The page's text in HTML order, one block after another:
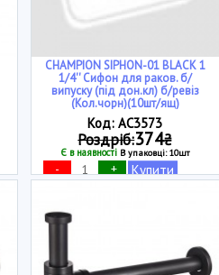
CHAMPION SIPHON-01 BLACK 1
1/4'' Сифон для раков. б/
випуску (під дон.кл) б/ревіз
(Кол.чорн)(10шт/ящ)
Код: AC3573
Роздріб:374₴
Є в наявностіВ упаковці: 10шт
- + Купити